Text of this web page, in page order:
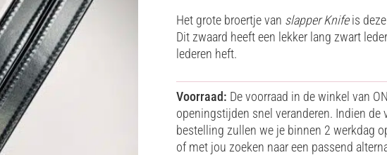
Het grote broertje van slapper Knifeis deze
Dit zwaard heeft een lekker lang zwart
lederen heft.
Voorraad: De voorraad in de winkel van
openingstijden snel veranderen. Indien de
bestelling zullen we je binnen 2 werkdag
of met jou zoeken naar een passend